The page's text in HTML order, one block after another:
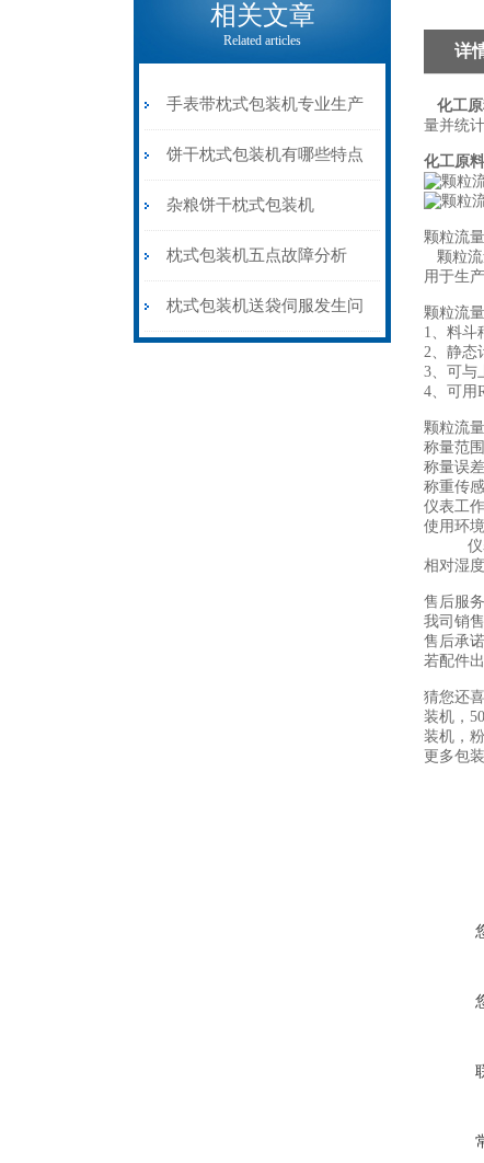
相关文章
Related articles
手表带枕式包装机专业生产
饼干枕式包装机有哪些特点
杂粮饼干枕式包装机
枕式包装机五点故障分析
枕式包装机送袋伺服发生问
详
化工
量并统
化工原
颗粒流
颗粒流
用于生
颗粒流
1、料斗
2、静态
3、可与
4、可用
颗粒流
称量范
称量误
称重传
仪表工
使用环
仪表
相对湿
售后服务
我司销
售后承
若配件
猜您还
装机，
装机，
更多包